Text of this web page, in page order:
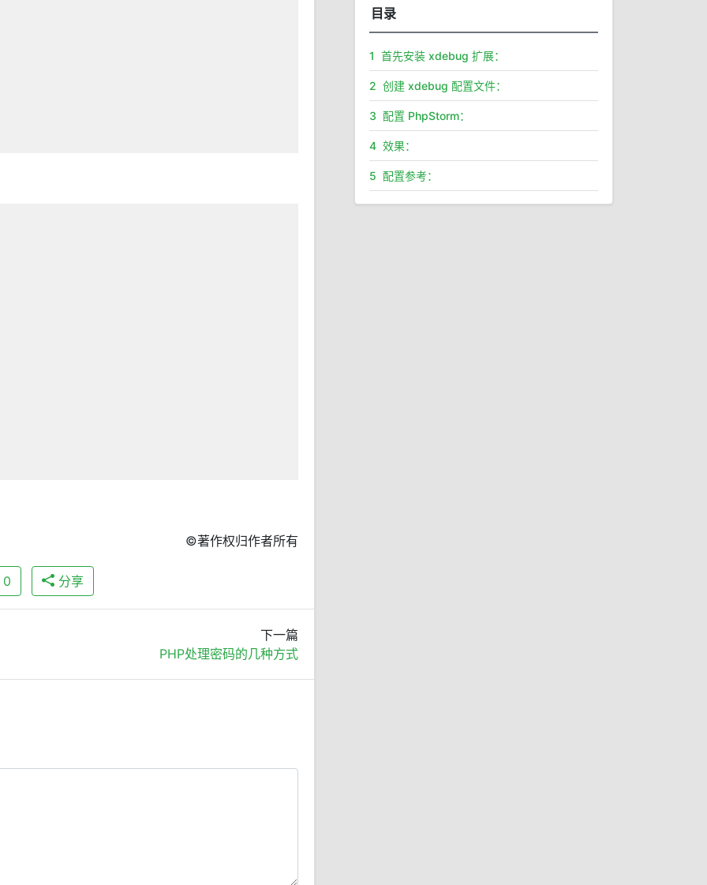
©著作权归作者所有
0 分享
下一篇
PHP处理密码的几种方式
目录
1 首先安装 xdebug 扩展：
2 创建 xdebug 配置文件：
3 配置 PhpStorm：
4 效果：
5 配置参考：